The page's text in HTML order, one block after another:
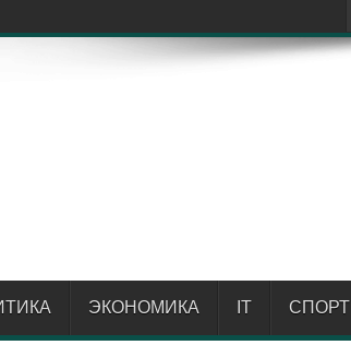
ЭКОНОМИКА IT СПОРТ